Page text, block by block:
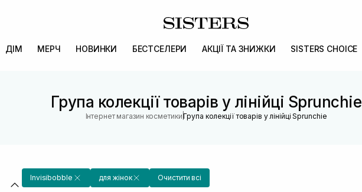
ДІМ МЕРЧ НОВИНКИ БЕСТСЕЛЕРИ АКЦІЇ ТА ЗНИЖКИ SISTERS CHOICE
Група колекції товарів у лінійці Sprunchie
Інтернет магазин косметики |Група колекції товарів у лінійці Sprunchie
Invisibobble для жінок Очистити всі